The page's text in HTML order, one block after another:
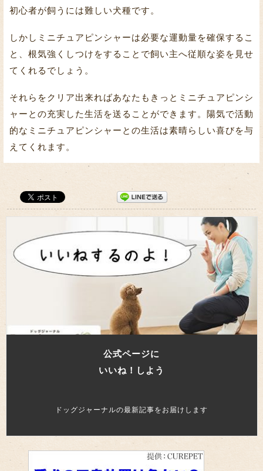
初心者が飼うには難しい犬種です。
しかしミニチュアピンシャーは必要な運動量を確保するこ
と、根気強くしつけをすることで飼い主へ従順な姿を見せ
てくれるでしょう。
それらをクリア出来ればあなたもきっとミニチュアピンシ
ャーとの充実した生活を送ることができます。陽気で活動
的なミニチュアピンシャーとの生活は素晴らしい喜びを与
えてくれます。
公式ページに
いいね！しよう
ドッグジャーナルの最新記事をお届けします